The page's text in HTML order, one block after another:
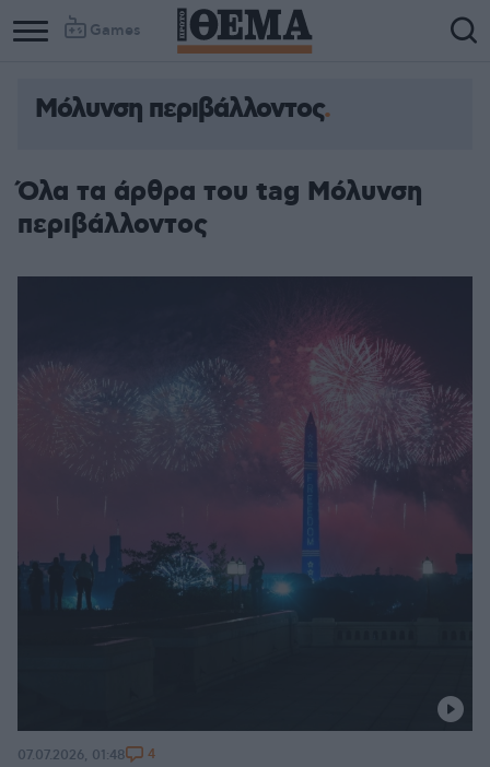
Games
Μόλυνση περιβάλλοντος
Όλα τα άρθρα του tag Μόλυνση
περιβάλλοντος
07.07.2026, 01:48 4